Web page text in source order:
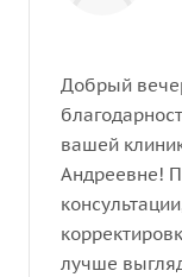
Добрый
вашей
Андреевне!
лучше